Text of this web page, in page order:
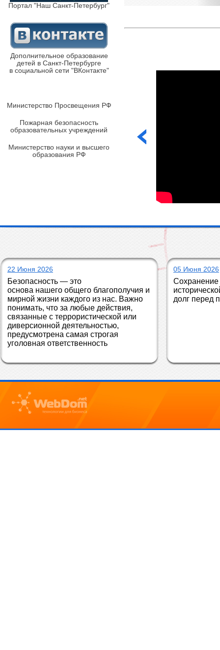
Портал "Наш Санкт-Петербург"
Дополнительное образование
детей в Санкт-Петербурге
в социальной сети "ВКонтакте"
Министерство Просвещения РФ
Пожарная безопасность
образовательных учреждений
Министерство науки и высшего
образования РФ
22 Июня 2026
Безопасность — это
основа нашего общего благополучия и
мирной жизни каждого из нас. Важно
понимать, что за любые действия,
связанные с террористической или
диверсионной деятельностью,
предусмотрена самая строгая
уголовная ответственность
05 Июня 2026
Сохранение
долг перед